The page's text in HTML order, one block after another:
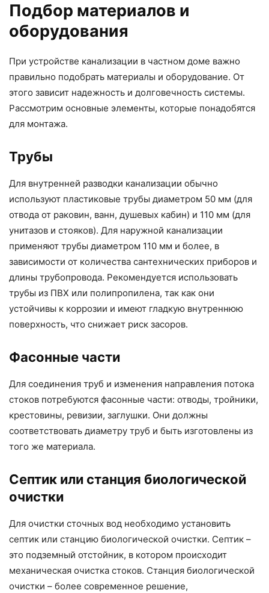
Подбор материалов и
оборудования
При устройстве канализации в частном доме важно
правильно подобрать материалы и оборудование. От
этого зависит надежность и долговечность системы.
Рассмотрим основные элементы, которые понадобятся
для монтажа.
Трубы
Для внутренней разводки канализации обычно
используют пластиковые трубы диаметром 50 мм (для
отвода от раковин, ванн, душевых кабин) и 110 мм (для
унитазов и стояков). Для наружной канализации
применяют трубы диаметром 110 мм и более, в
зависимости от количества сантехнических приборов и
длины трубопровода. Рекомендуется использовать
трубы из ПВХ или полипропилена, так как они
устойчивы к коррозии и имеют гладкую внутреннюю
поверхность, что снижает риск засоров.
Фасонные части
Для соединения труб и изменения направления потока
стоков потребуются фасонные части: отводы, тройники,
крестовины, ревизии, заглушки. Они должны
соответствовать диаметру труб и быть изготовлены из
того же материала.
Септик или станция биологической
очистки
Для очистки сточных вод необходимо установить
септик или станцию биологической очистки. Септик –
это подземный отстойник, в котором происходит
механическая очистка стоков. Станция биологической
очистки – более современное решение,